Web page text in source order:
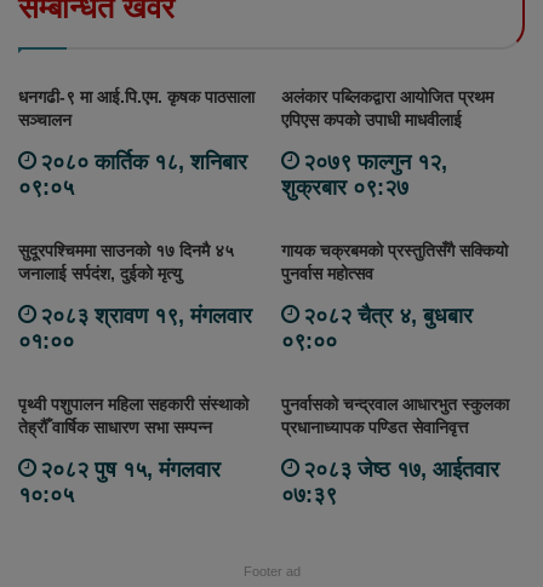
सम्बन्धित खवर
धनगढी-९ मा आई.पि.एम. कृषक पाठसाला
सञ्चालन
२०८० कार्तिक १८, शनिबार
०९:०५
अलंकार पब्लिकद्वारा आयोजित प्रथम
एपिएस कपको उपाधी माधवीलाई
२०७९ फाल्गुन १२,
शुक्रबार ०९:२७
सुदूरपश्चिममा साउनको १७ दिनमै ४५
जनालाई सर्पदंश, दुईको मृत्यु
२०८३ श्रावण १९, मंगलवार
०१:००
गायक चक्रबमको प्रस्तुतिसँगै सक्कियो
पुनर्वास महोत्सव
२०८२ चैत्र ४, बुधबार
०९:००
पृथ्वी पशुपालन महिला सहकारी संस्थाको
तेह्रौँ वार्षिक साधारण सभा सम्पन्न
२०८२ पुष १५, मंगलवार
१०:०५
पुनर्वासको चन्द्रवाल आधारभुत स्कुलका
प्रधानाध्यापक पण्डित सेवानिवृत्त
२०८३ जेष्ठ १७, आईतवार
०७:३९
Footer ad